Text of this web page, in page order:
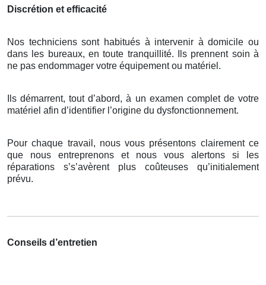
Discrétion et efficacité
Nos techniciens sont habitués à intervenir à domicile ou
dans les bureaux, en toute tranquillité. Ils prennent soin à
ne pas endommager votre équipement ou matériel.
Ils démarrent, tout d’abord, à un examen complet de votre
matériel afin d’identifier l’origine du dysfonctionnement.
Pour chaque travail, nous vous présentons clairement ce
que nous entreprenons et nous vous alertons si les
réparations s’s’avèrent plus coûteuses qu’initialement
prévu.
Conseils d’entretien